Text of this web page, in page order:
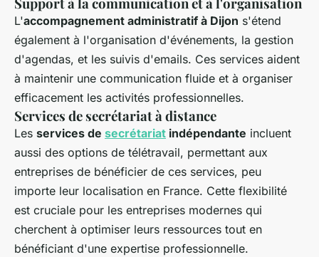
L'accompagnement administratif à Dijon s'étend
également à l'organisation d'événements, la gestion
d'agendas, et les suivis d'emails. Ces services aident
à maintenir une communication fluide et à organiser
efficacement les activités professionnelles.
Services de secrétariat à distance
Les services de secrétariat indépendante incluent
aussi des options de télétravail, permettant aux
entreprises de bénéficier de ces services, peu
importe leur localisation en France. Cette flexibilité
est cruciale pour les entreprises modernes qui
cherchent à optimiser leurs ressources tout en
bénéficiant d'une expertise professionnelle.